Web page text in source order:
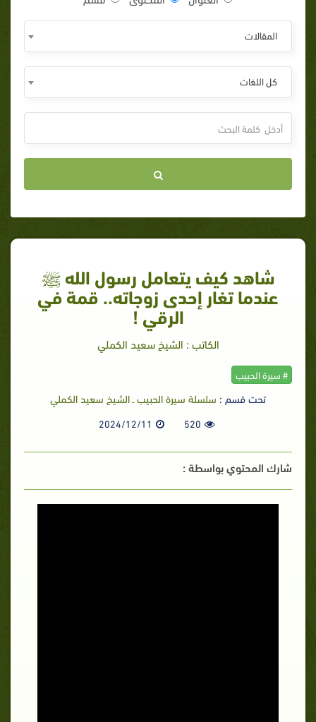
المقالات
كل اللغات
شاهد كيف يتعامل رسول الله ﷺ
عندما تغار إحدى زوجاته.. قمة في
الرقي !
الكاتب : الشيخ سعيد الكملي
# سيرة الحبيب
تحت قسم : سلسلة سيرة الحبيب ـ الشيخ سعيد الكملي
520
2024/12/11
شارك المحتوي بواسطة :